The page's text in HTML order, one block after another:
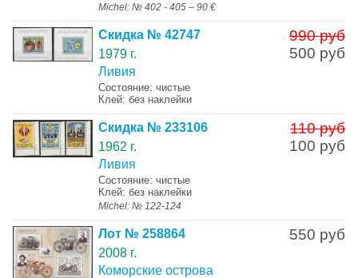
Michel: № 402 - 405 – 90 €
990 руб
500 руб
Скидка № 42747
1979 г.
Ливия
Состояние: чистые
Клей: без наклейки
110 руб
100 руб
Скидка № 233106
1962 г.
Ливия
Состояние: чистые
Клей: без наклейки
Michel: № 122-124
550 руб
Лот № 258864
2008 г.
Коморские острова